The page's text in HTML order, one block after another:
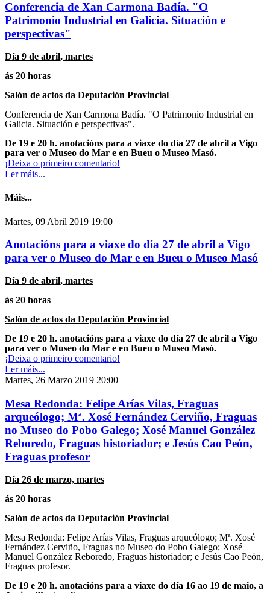
Conferencia de Xan Carmona Badía. "O
Patrimonio Industrial en Galicia. Situación e
perspectivas"
Día 9 de abril, martes
ás 20 horas
Salón de actos da Deputación Provincial
Conferencia de Xan Carmona Badía. "O Patrimonio Industrial en
Galicia. Situación e perspectivas".
De 19 e 20 h. anotacións para a viaxe do día 27 de abril a Vigo
para ver o Museo do Mar e en Bueu o Museo Masó.
¡Deixa o primeiro comentario!
Ler máis...
Máis...
Martes, 09 Abril 2019 19:00
Anotacións para a viaxe do día 27 de abril a Vigo
para ver o Museo do Mar e en Bueu o Museo Masó
Día 9 de abril, martes
ás 20 horas
Salón de actos da Deputación Provincial
De 19 e 20 h. anotacións para a viaxe do día 27 de abril a Vigo
para ver o Museo do Mar e en Bueu o Museo Masó.
¡Deixa o primeiro comentario!
Ler máis...
Martes, 26 Marzo 2019 20:00
Mesa Redonda: Felipe Arías Vilas, Fraguas
arqueólogo; Mª. Xosé Fernández Cerviño, Fraguas
no Museo do Pobo Galego; Xosé Manuel González
Reboredo, Fraguas historiador; e Jesús Cao Peón,
Fraguas profesor
Día 26 de marzo, martes
ás 20 horas
Salón de actos da Deputación Provincial
Mesa Redonda: Felipe Arías Vilas, Fraguas arqueólogo; Mª. Xosé
Fernández Cerviño, Fraguas no Museo do Pobo Galego; Xosé
Manuel González Reboredo, Fraguas historiador; e Jesús Cao Peón,
Fraguas profesor.
De 19 e 20 h. anotacións para a viaxe do día 16 ao 19 de maio, a